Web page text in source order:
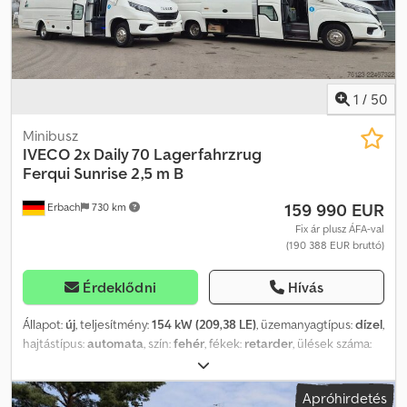
1 / 50
Erbach 730 km
Minibusz
IVECO2x Daily 70 Lagerfahrzrug
Ferqui Sunrise 2,5 m B
159 990 EUR
Fix ár plusz ÁFA-val
(190 388 EUR bruttó)
Érdeklődni Hívás
Állapot:új, teljesítmény:154 kW (209,38 LE), üzemanyagtípus:dízel,
hajtástípus:automata, szín:fehér, fékek: retarder, ülések száma:
, Felszereltség:
stabilitásprogram (ESP), koromszűrő, légkondicionálás,
állófűtés, 2 x Iveco Daily új jármű COC okmánnyal, azonnalApróhirdetés